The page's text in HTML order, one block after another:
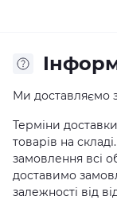
Ми доставляємо
Терміни
товарів на
замовлення всі
доставимо
залежності від